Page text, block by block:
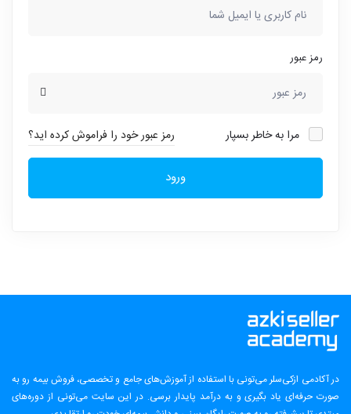
رمز عبور
مرا به خاطر بسپار رمز عبور خود را فراموش کرده اید؟
ورود
در آکادمی ازکی‌سلر می‌تونی با استفاده از آموزش‌های جامع و تخصصی، فروش بیمه رو به
صورت حرفه‌ای یاد بگیری و به درآمد پایدار برسی. در این سایت می‌تونی از دوره‌های